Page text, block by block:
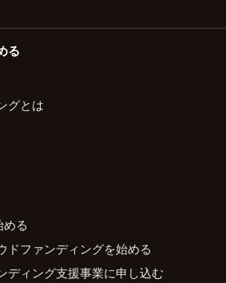
る
グとは
る
ドファンディングを始める
ディング支援事業に申し込む